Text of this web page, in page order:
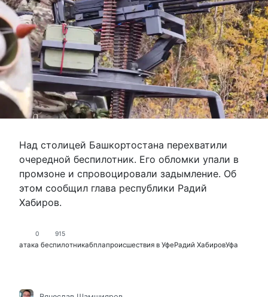
Над столицей Башкортостана перехватили
очередной беспилотник. Его обломки упали в
промзоне и спровоцировали задымление. Об
этом сообщил глава республики Радий
Хабиров.
0 915
атака беспилотникабплапроисшествия в УфеРадий ХабировУфа